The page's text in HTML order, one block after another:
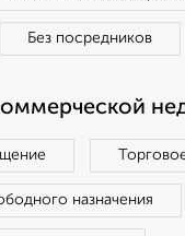
Без посредников
назначения